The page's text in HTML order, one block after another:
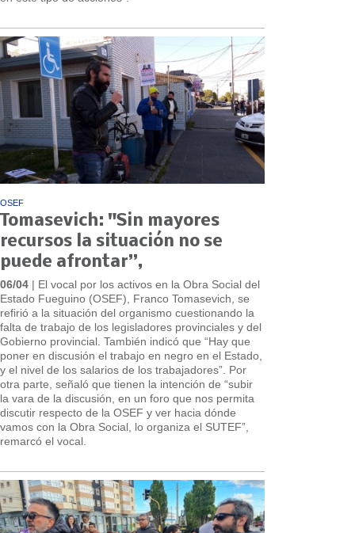
OSEF
Tomasevich: "Sin mayores
recursos la situación no se
puede afrontar”,
06/04 | El vocal por los activos en la Obra Social del
Estado Fueguino (OSEF), Franco Tomasevich, se
refirió a la situación del organismo cuestionando la
falta de trabajo de los legisladores provinciales y del
Gobierno provincial. También indicó que “Hay que
poner en discusión el trabajo en negro en el Estado,
y el nivel de los salarios de los trabajadores”. Por
otra parte, señaló que tienen la intención de “subir
la vara de la discusión, en un foro que nos permita
discutir respecto de la OSEF y ver hacia dónde
vamos con la Obra Social, lo organiza el SUTEF”,
remarcó el vocal.